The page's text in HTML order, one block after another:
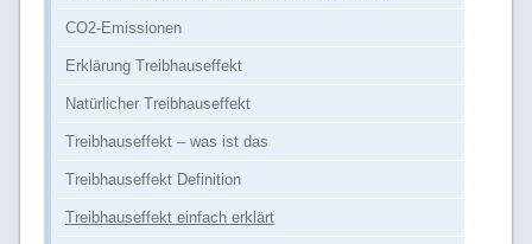
CO2-Emissionen
Erklärung Treibhauseffekt
Natürlicher Treibhauseffekt
Treibhauseffekt – was ist das
Treibhauseffekt Definition
Treibhauseffekt einfach erklärt